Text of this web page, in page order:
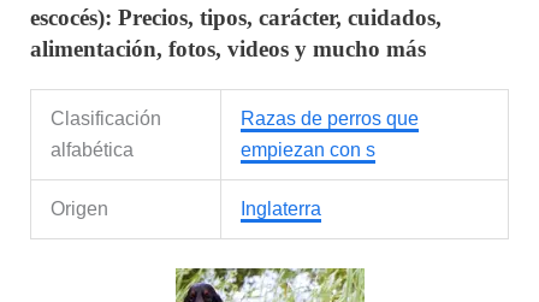
escocés): Precios, tipos, carácter, cuidados,
alimentación, fotos, videos y mucho más
Clasificación
alfabética
Razas de perros que
empiezan con s
Origen Inglaterra